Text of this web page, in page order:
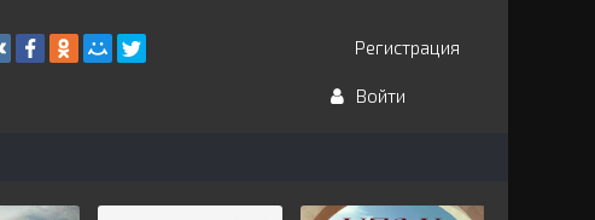
Регистрация
Войти